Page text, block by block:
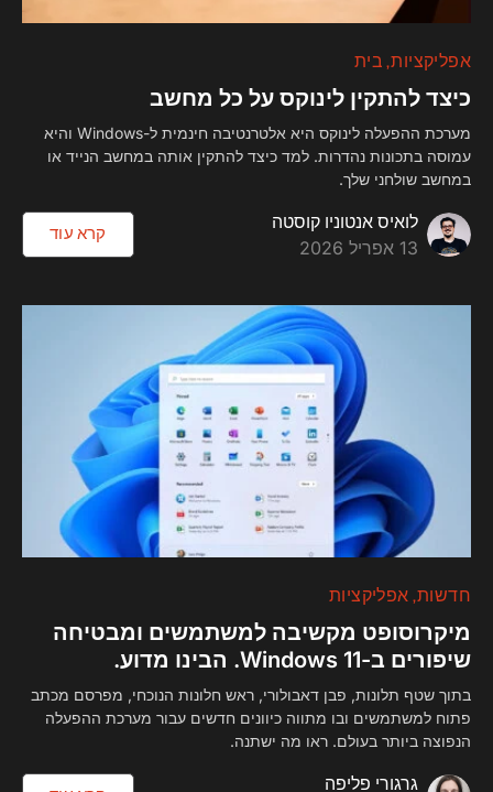
אפליקציות בית
כיצד להתקין לינוקס על כל מחשב
מערכת ההפעלה לינוקס היא אלטרנטיבה חינמית ל-Windows והיא
עמוסה בתכונות נהדרות. למד כיצד להתקין אותה במחשב הנייד או
במחשב שולחני שלך.
לואיס אנטוניו קוסטה
13 אפריל 2026
קרא עוד
חדשות אפליקציות
מיקרוסופט מקשיבה למשתמשים ומבטיחה
שיפורים ב-Windows 11. הבינו מדוע.
בתוך שטף תלונות, פבן דאבולורי, ראש חלונות הנוכחי, מפרסם מכתב
פתוח למשתמשים ובו מתווה כיוונים חדשים עבור מערכת ההפעלה
הנפוצה ביותר בעולם. ראו מה ישתנה.
גרגורי פליפה